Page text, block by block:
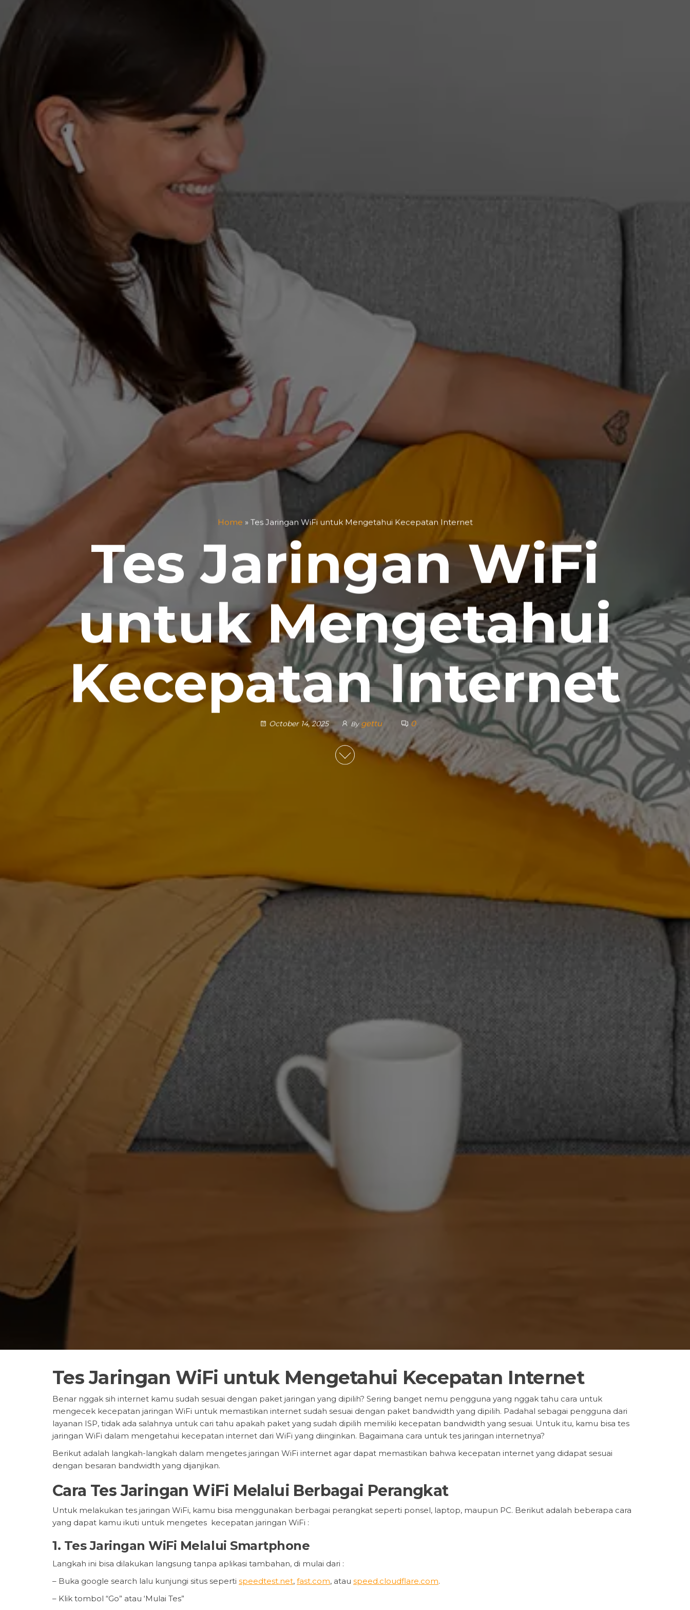
Home » Tes Jaringan WiFi untuk Mengetahui Kecepatan Internet
Tes Jaringan WiFi
untuk Mengetahui
Kecepatan Internet
October 14, 2025 By gettu 0
Tes Jaringan WiFi untuk Mengetahui Kecepatan Internet
Benar nggak sih internet kamu sudah sesuai dengan paket jaringan yang dipilih? Sering banget nemu pengguna yang nggak tahu cara untuk
mengecek kecepatan jaringan WiFi untuk memastikan internet sudah sesuai dengan paket bandwidth yang dipilih. Padahal sebagai pengguna dari
layanan ISP, tidak ada salahnya untuk cari tahu apakah paket yang sudah dipilih memiliki kecepatan bandwidth yang sesuai. Untuk itu, kamu bisa tes
jaringan WiFi dalam mengetahui kecepatan internet dari WiFi yang diinginkan. Bagaimana cara untuk tes jaringan internetnya?
Berikut adalah langkah-langkah dalam mengetes jaringan WiFi internet agar dapat memastikan bahwa kecepatan internet yang didapat sesuai
dengan besaran bandwidth yang dijanjikan.
Cara Tes Jaringan WiFi Melalui Berbagai Perangkat
Untuk melakukan tes jaringan WiFi, kamu bisa menggunakan berbagai perangkat seperti ponsel, laptop, maupun PC. Berikut adalah beberapa cara
yang dapat kamu ikuti untuk mengetes kecepatan jaringan WiFi :
1. Tes Jaringan WiFi Melalui Smartphone
Langkah ini bisa dilakukan langsung tanpa aplikasi tambahan, di mulai dari :
– Buka google search lalu kunjungi situs seperti speedtest.net, fast.com, atau speed.cloudflare.com.
– Klik tombol “Go” atau ‘Mulai Tes”